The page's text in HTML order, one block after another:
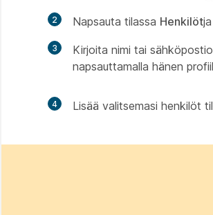
2 Napsauta tilassa Henkilöt
3
Kirjoita nimi tai
napsauttamalla hänen
4 Lisää valitsemasi henkilöt